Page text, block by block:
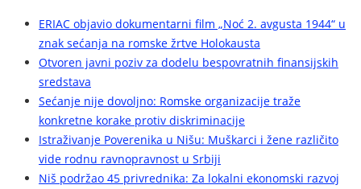
ERIAC objavio dokumentarni film „Noć 2. avgusta 1944“ u
znak sećanja na romske žrtve Holokausta
Otvoren javni poziv za dodelu bespovratnih finansijskih
sredstava
Sećanje nije dovoljno: Romske organizacije traže
konkretne korake protiv diskriminacije
Istraživanje Poverenika u Nišu: Muškarci i žene različito
vide rodnu ravnopravnost u Srbiji
Niš podržao 45 privrednika: Za lokalni ekonomski razvoj